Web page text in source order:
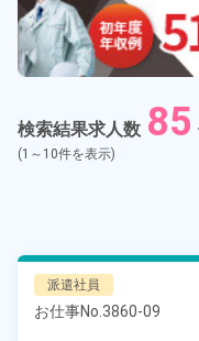
ア
正
タグ 選択して
検索結果求人数 85
(1～10件を表示)
派遣社員
お仕事No. 3860-09